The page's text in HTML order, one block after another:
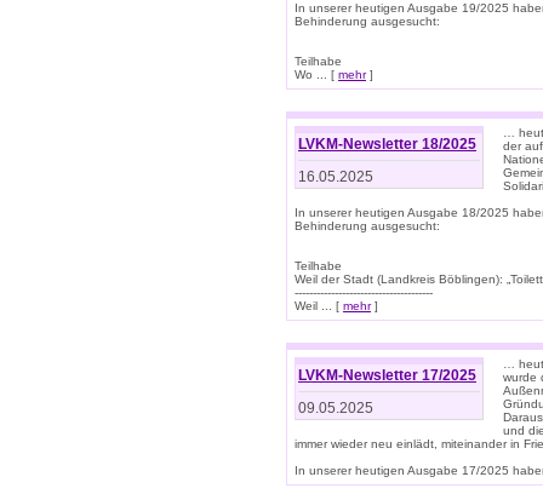
In unserer heutigen Ausgabe 19/2025
Behinderung ausgesucht:
Teilhabe
Wo ... [ mehr]
LVKM-Newsletter 18/2025
16.05.2025
…
der
In unserer heutigen Ausgabe 18/2025
Behinderung ausgesucht:
Teilhabe
Weil der Stadt (Landkreis Böblingen):
--------------------------------------
Weil ... [ mehr]
LVKM-Newsletter 17/2025
09.05.2025
…
wurde
und
immer wieder neu einlädt, miteinander in
In unserer heutigen Ausgabe 17/2025